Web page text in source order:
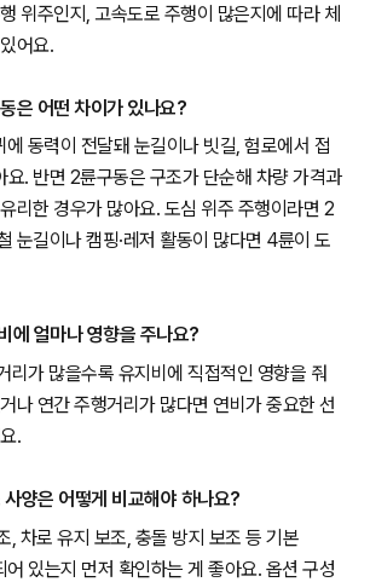
위주인지, 고속도로 주행이 많은지에 따라 체
어요.
은 어떤 차이가 있나요?
동력이 전달돼 눈길이나 빗길, 험로에서 접
요. 반면 2륜구동은 구조가 단순해 차량 가격과
리한 경우가 많아요. 도심 위주 주행이라면 2
눈길이나 캠핑·레저 활동이 많다면 4륜이 도
에 얼마나 영향을 주나요?
리가 많을수록 유지비에 직접적인 영향을 줘
나 연간 주행거리가 많다면 연비가 중요한 선
.
양은 어떻게 비교해야 하나요?
, 차로 유지 보조, 충돌 방지 보조 등 기본
있는지 먼저 확인하는 게 좋아요. 옵션 구성